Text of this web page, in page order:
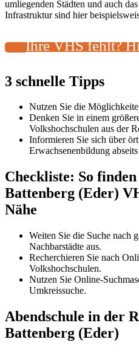
umliegenden Städten und auch
Infrastruktur sind hier
Ihre VHS fehlt?
3 schnelle Tipps
Nutzen Sie die
Denken Sie in einem
Volkshochschulen aus der
Informieren Sie sich über
Erwachsenenbildung
Checkliste: So
Battenberg (Eder)
Nähe
Weiten Sie die Suche nach
Nachbarstädte aus.
Recherchieren Sie nach
Volkshochschulen.
Nutzen Sie Online-
Umkreissuche.
Abendschule in der
Battenberg (Eder)